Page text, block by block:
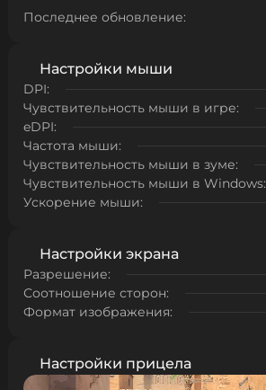
Последнее обновление:
Настройки мыши
DPI:
Чувствительность мыши в игре:
eDPI:
Частота мыши:
Чувствительность мыши в зуме:
Чувствительность мыши в Windows:
Ускорение мыши:
Настройки экрана
Разрешение:
Соотношение сторон:
Формат изображения:
Настройки прицела